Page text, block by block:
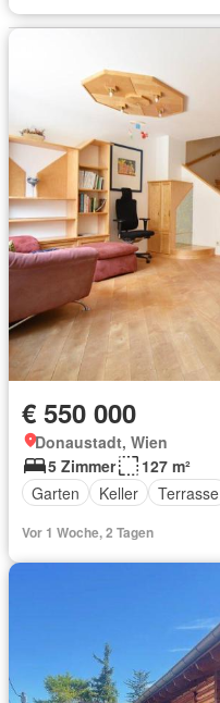
€ 550 000
Donaustadt, Wien
5 Zimmer
127 m²
Garten
Keller Terrasse
Vor 1 Woche, 2 Tagen